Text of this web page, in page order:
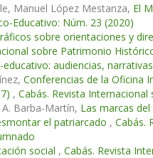
Manuel López Mestanza, El
Educativo: Núm. 23 (2020)
sobre orientaciones y
sobre Patrimonio
audiencias,
Conferencias de la Oficina
, Cabás. Revista
Barba-Martín, Las marcas
el patriarcado , Cabás.
social , Cabás. Revista